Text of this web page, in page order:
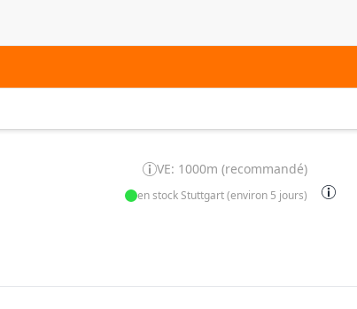
VE: 1000m (recommandé)
en stock Stuttgart (environ 5 jours)